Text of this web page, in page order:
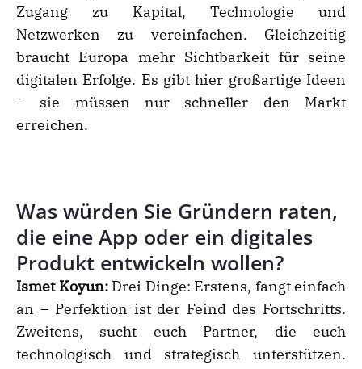
Zugang zu Kapital, Technologie und
Netzwerken zu vereinfachen. Gleichzeitig
braucht Europa mehr Sichtbarkeit für seine
digitalen Erfolge. Es gibt hier großartige Ideen
– sie müssen nur schneller den Markt
erreichen.
Was würden Sie Gründern raten,
die eine App oder ein digitales
Produkt entwickeln wollen?
Ismet Koyun:Drei Dinge: Erstens, fangt einfach
an – Perfektion ist der Feind des Fortschritts.
Zweitens, sucht euch Partner, die euch
technologisch und strategisch unterstützen.